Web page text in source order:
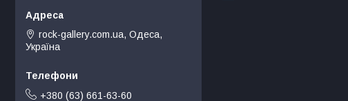
rock-gallery.com.ua, Одеса,
Україна
+380 (63) 661-63-60